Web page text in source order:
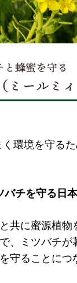
環境を守る
バチを守る日
共に蜜源植物
、ミツバチが
守ることにつ